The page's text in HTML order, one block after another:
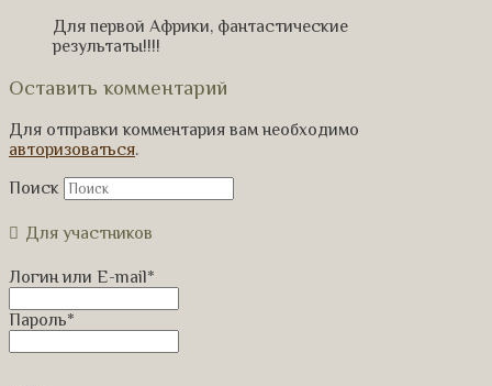
Для первой Африки, фантастические
результаты!!!!
Оставить комментарий
Для отправки комментария вам необходимо
авторизоваться.
Поиск
Для участников
Логин или E-mail*
Пароль*